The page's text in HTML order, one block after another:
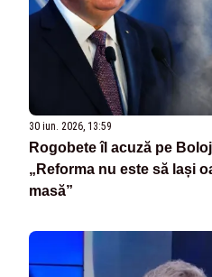
30 iun. 2026, 13:59
Rogobete îl acuză pe
„Reforma nu este să lași
masă”